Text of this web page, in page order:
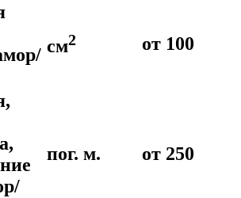
см2 от 100
пог. м. от 250